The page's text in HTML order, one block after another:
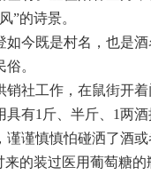
”的诗景。
今既是村名，也是
。
社工作，在鼠街开
有1斤、半斤、1两
谨慎慎怕碰洒了酒
的装过医用葡萄糖